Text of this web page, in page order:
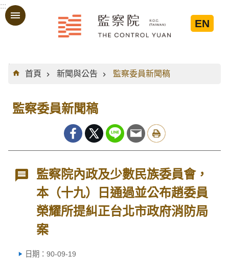
跳到主要內容區塊
:::
EN
:::
首頁
新聞與公告 監察委員新聞稿
監察委員新聞稿
監察院內政及少數民族委員會，
本（十九）日通過並公布趙委員
榮耀所提糾正台北市政府消防局
案
日期：90-09-19